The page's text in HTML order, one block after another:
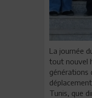
La journée
tout nouvel
générations
Tunis, que